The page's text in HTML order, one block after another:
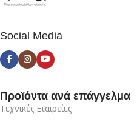
Social Media
Προϊόντα ανά επάγγελμα
Τεχνικές Εταιρείες